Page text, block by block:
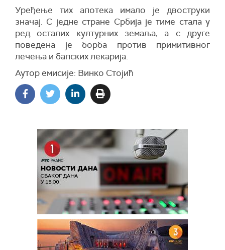
Уређење тих апотека имало је двоструки
значај. С једне стране Србија је тиме стала у
ред осталих културних земаља, а с друге
поведена је борба против примитивног
лечења и бапских лекарија.
Аутор емисије: Винко Стојић